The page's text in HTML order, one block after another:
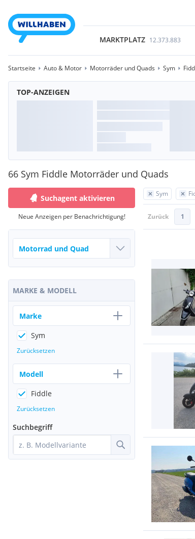
MARKTPLATZ 12.373.883
Startseite Auto & Motor Motorräder und Quads Sym
TOP-ANZEIGEN
66 Sym Fiddle Motorräder und Quads
Sym
Zurück 1
Suchagent aktivieren
Neue Anzeigen per Benachrichtigung!
MARKE & MODELL
Marke
Sym
Zurücksetzen
Modell
Fiddle
Zurücksetzen
Suchbegriff